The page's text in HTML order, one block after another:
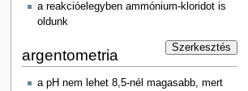
a reakcióelegyben ammónium-kloridot is
oldunk
Szerkesztés
argentometria
a pH nem lehet 8,5-nél magasabb, mert